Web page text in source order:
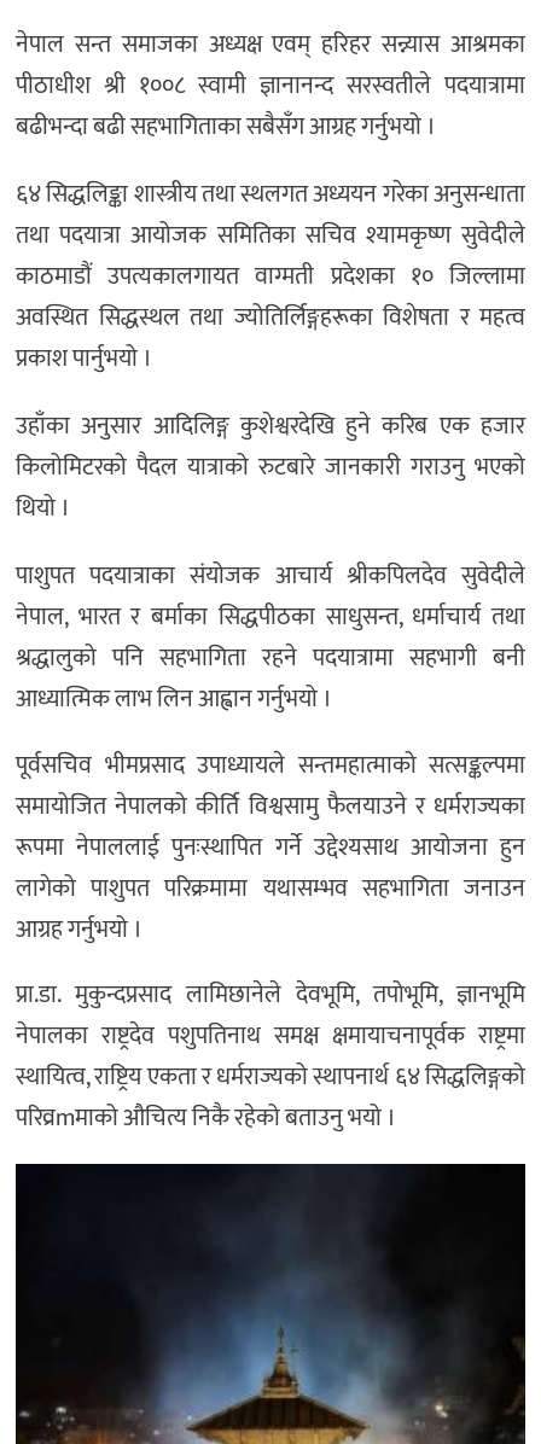
नेपाल सन्त समाजका अध्यक्ष एवम् हरिहर सन्न्यास आश्रमका
पीठाधीश श्री १००८ स्वामी ज्ञानानन्द सरस्वतीले पदयात्रामा
बढीभन्दा बढी सहभागिताका सबैसँग आग्रह गर्नुभयो ।
६४ सिद्धलिङ्का शास्त्रीय तथा स्थलगत अध्ययन गरेका अनुसन्धाता
तथा पदयात्रा आयोजक समितिका सचिव श्यामकृष्ण सुवेदीले
काठमाडौं उपत्यकालगायत वाग्मती प्रदेशका १० जिल्लामा
अवस्थित सिद्धस्थल तथा ज्योतिर्लिङ्गहरूका विशेषता र महत्व
प्रकाश पार्नुभयो ।
उहाँका अनुसार आदिलिङ्ग कुशेश्वरदेखि हुने करिब एक हजार
किलोमिटरको पैदल यात्राको रुटबारे जानकारी गराउनु भएको
थियो ।
पाशुपत पदयात्राका संयोजक आचार्य श्रीकपिलदेव सुवेदीले
नेपाल, भारत र बर्माका सिद्धपीठका साधुसन्त, धर्माचार्य तथा
श्रद्धालुको पनि सहभागिता रहने पदयात्रामा सहभागी बनी
आध्यात्मिक लाभ लिन आह्वान गर्नुभयो ।
पूर्वसचिव भीमप्रसाद उपाध्यायले सन्तमहात्माको सत्सङ्कल्पमा
समायोजित नेपालको कीर्ति विश्वसामु फैलयाउने र धर्मराज्यका
रूपमा नेपाललाई पुनःस्थापित गर्ने उद्देश्यसाथ आयोजना हुन
लागेको पाशुपत परिक्रमामा यथासम्भव सहभागिता जनाउन
आग्रह गर्नुभयो ।
प्रा.डा. मुकुन्दप्रसाद लामिछानेले देवभूमि, तपोभूमि, ज्ञानभूमि
नेपालका राष्ट्रदेव पशुपतिनाथ समक्ष क्षमायाचनापूर्वक राष्ट्रमा
स्थायित्व, राष्ट्रिय एकता र धर्मराज्यको स्थापनार्थ ६४ सिद्धलिङ्गको
परिव्रmमाको औचित्य निकै रहेको बताउनु भयो ।